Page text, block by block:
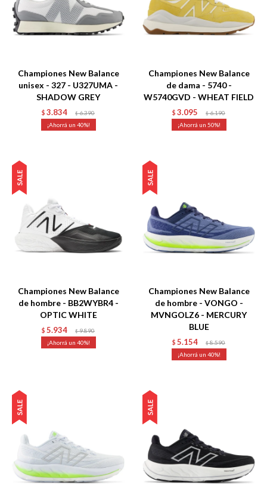
Championes New Balance
unisex - 327 - U327UMA -
SHADOW GREY
$ 3.834 $ 6.390
40
Championes New Balance
de dama - 5740 -
W5740GVD - WHEAT FIELD
$ 3.095 $ 6.190
50
Championes New Balance
de hombre - BB2WYBR4 -
OPTIC WHITE
$ 5.934 $ 9.890
40
Championes New Balance
de hombre - VONGO -
MVNGOLZ6 - MERCURY
BLUE
$ 5.154 $ 8.590
40